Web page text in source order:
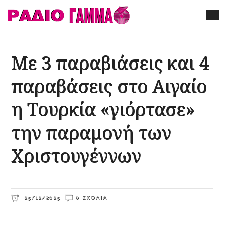
Με 3 παραβιάσεις και 4
παραβάσεις στο Αιγαίο
η Τουρκία «γιόρτασε»
την παραμονή των
Χριστουγέννων
25/12/2025 0 ΣΧΌΛΙΑ